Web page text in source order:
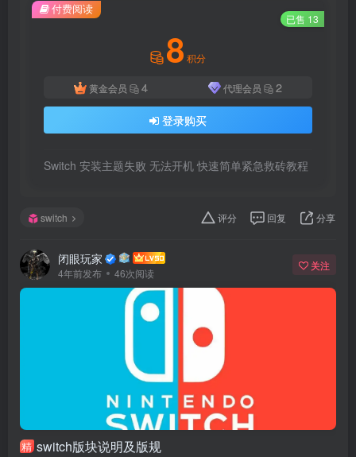
付费阅读
已售 13
8 积分
黄金会员 4 代理会员 2
登录购买
Switch 安装主题失败 无法开机 快速简单紧急救砖教程
switch 评分 回复 分享
闭眼玩家
4年前发布 46次阅读
关注
精 switch版块说明及版规